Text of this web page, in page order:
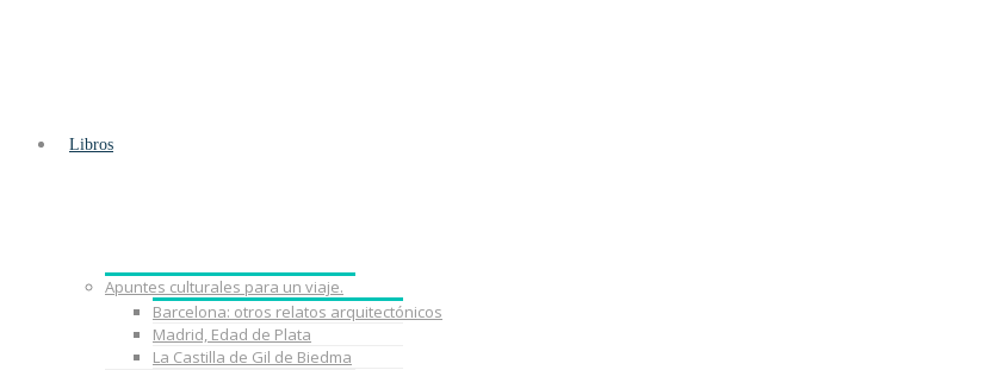
Libros
Apuntes culturales para un viaje.
Barcelona: otros relatos arquitectónicos
Madrid, Edad de Plata
La Castilla de Gil de Biedma